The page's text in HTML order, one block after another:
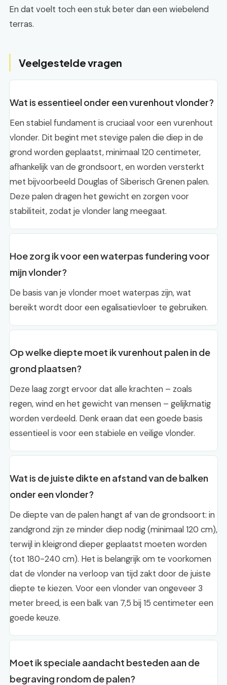
En dat voelt toch een stuk beter dan een wiebelend
terras.
Veelgestelde vragen
Wat is essentieel onder een vurenhout vlonder?
Een stabiel fundament is cruciaal voor een vurenhout
vlonder. Dit begint met stevige palen die diep in de
grond worden geplaatst, minimaal 120 centimeter,
afhankelijk van de grondsoort, en worden versterkt
met bijvoorbeeld Douglas of Siberisch Grenen palen.
Deze palen dragen het gewicht en zorgen voor
stabiliteit, zodat je vlonder lang meegaat.
Hoe zorg ik voor een waterpas fundering voor
mijn vlonder?
De basis van je vlonder moet waterpas zijn, wat
bereikt wordt door een egalisatievloer te gebruiken.
Op welke diepte moet ik vurenhout palen in de
grond plaatsen?
Deze laag zorgt ervoor dat alle krachten – zoals
regen, wind en het gewicht van mensen – gelijkmatig
worden verdeeld. Denk eraan dat een goede basis
essentieel is voor een stabiele en veilige vlonder.
Wat is de juiste dikte en afstand van de balken
onder een vlonder?
De diepte van de palen hangt af van de grondsoort: in
zandgrond zijn ze minder diep nodig (minimaal 120 cm),
terwijl in kleigrond dieper geplaatst moeten worden
(tot 180-240 cm). Het is belangrijk om te voorkomen
dat de vlonder na verloop van tijd zakt door de juiste
diepte te kiezen. Voor een vlonder van ongeveer 3
meter breed, is een balk van 7,5 bij 15 centimeter een
goede keuze.
Moet ik speciale aandacht besteden aan de
begraving rondom de palen?